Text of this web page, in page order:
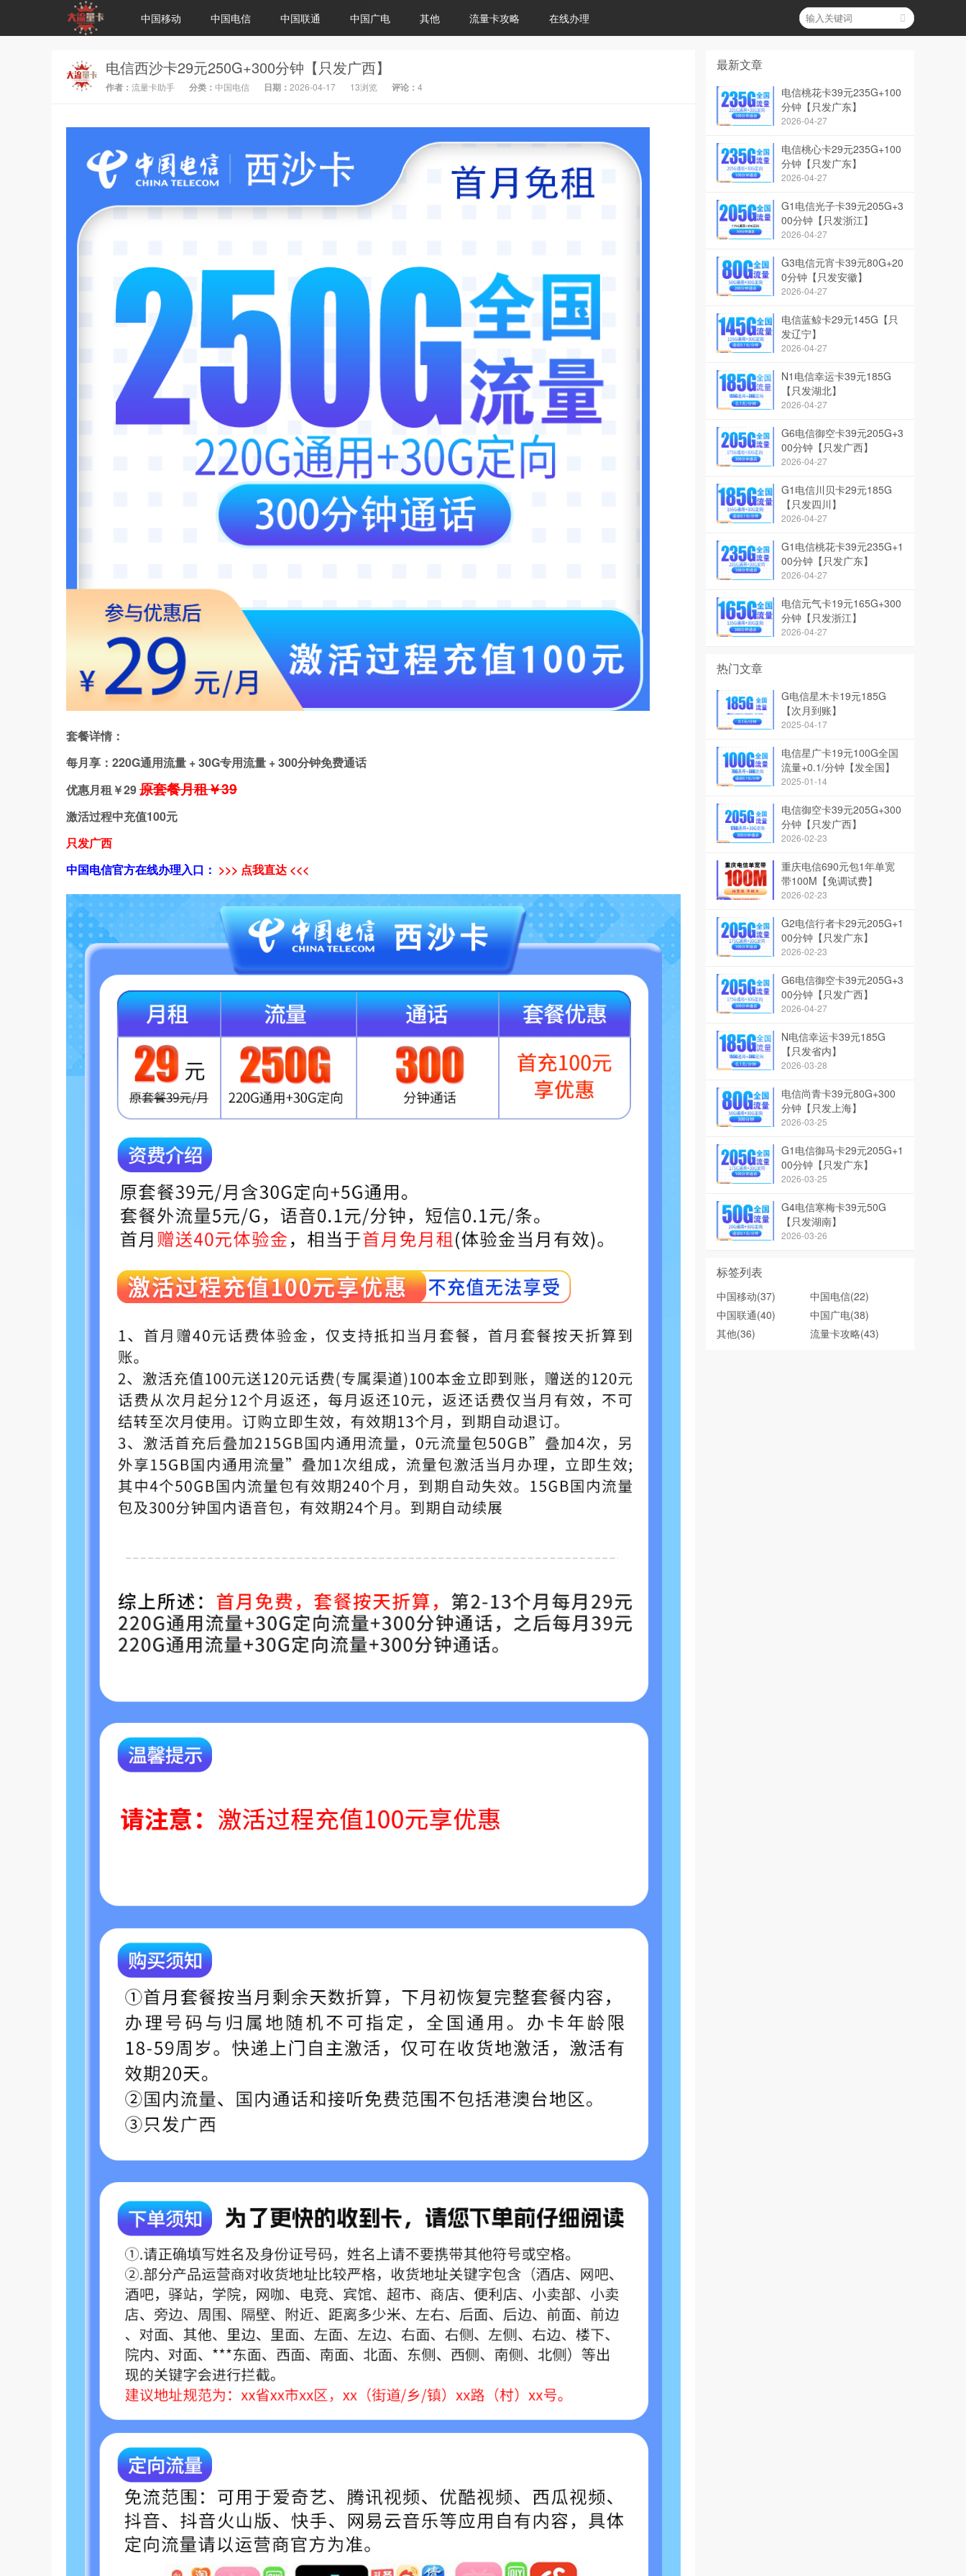
中国移动 中国电信 中国联通 中国广电 其他 流量卡攻略 在线办理
电信西沙卡29元250G+300分钟【只发广西】
作者： 流量卡助手 分类： 中国电信 日期： 2026-04-17 13浏览 评论： 4
套餐详情：
每月享：220G通用流量 + 30G专用流量 + 300分钟免费通话
优惠月租￥29原套餐月租￥39
激活过程中充值100元
只发广西
中国电信官方在线办理入口： >>> 点我直达 <<<
最新文章
电信桃花卡39元235G+100
分钟【只发广东】
2026-04-27
电信桃心卡29元235G+100
分钟【只发广东】
2026-04-27
G1电信光子卡39元205G+3
00分钟【只发浙江】
2026-04-27
G3电信元宵卡39元80G+20
0分钟【只发安徽】
2026-04-27
电信蓝鲸卡29元145G【只
发辽宁】
2026-04-27
N1电信幸运卡39元185G
【只发湖北】
2026-04-27
G6电信御空卡39元205G+3
00分钟【只发广西】
2026-04-27
G1电信川贝卡29元185G
【只发四川】
2026-04-27
G1电信桃花卡39元235G+1
00分钟【只发广东】
2026-04-27
电信元气卡19元165G+300
分钟【只发浙江】
2026-04-27
热门文章
G电信星木卡19元185G
【次月到账】
2025-04-17
电信星广卡19元100G全国
流量+0.1/分钟【发全国】
2025-01-14
电信御空卡39元205G+300
分钟【只发广西】
2026-02-23
重庆电信690元包1年单宽
带100M【免调试费】
2026-02-23
G2电信行者卡29元205G+1
00分钟【只发广东】
2026-02-23
G6电信御空卡39元205G+3
00分钟【只发广西】
2026-04-27
N电信幸运卡39元185G
【只发省内】
2026-03-28
电信尚青卡39元80G+300
分钟【只发上海】
2026-03-25
G1电信御马卡29元205G+1
00分钟【只发广东】
2026-03-25
G4电信寒梅卡39元50G
【只发湖南】
2026-03-26
标签列表
中国移动(37) 中国电信(22)
中国联通(40) 中国广电(38)
其他(36) 流量卡攻略(43)